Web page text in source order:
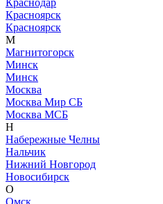
Красноярск
Красноярск
М
Магнитогорск
Минск
Минск
Москва
Москва Мир СБ
Москва МСБ
Н
Набережные Челны
Нальчик
Нижний Новгород
Новосибирск
О
Омск